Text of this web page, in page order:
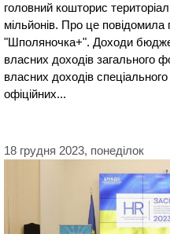
головний кошторис
мільйонів. Про це
"Шполяночка+". Доходи
власних доходів загального
власних доходів
офіційних...
18 грудня 2023, понеділок